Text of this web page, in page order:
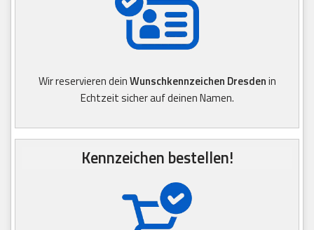
Wir reservieren deinWunschkennzeichen Dresdenin
Echtzeit sicher auf deinen Namen.
Kennzeichen bestellen!